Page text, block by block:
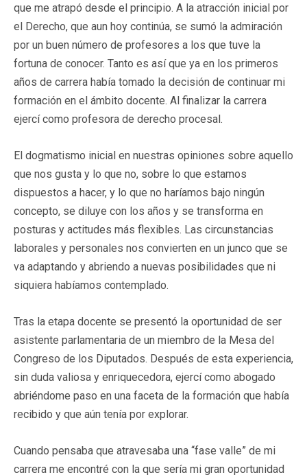
que me atrapó desde el principio. A la atracción inicial por
el Derecho, que aun hoy continúa, se sumó la admiración
por un buen número de profesores a los que tuve la
fortuna de conocer. Tanto es así que ya en los primeros
años de carrera había tomado la decisión de continuar mi
formación en el ámbito docente. Al finalizar la carrera
ejercí como profesora de derecho procesal.
El dogmatismo inicial en nuestras opiniones sobre aquello
que nos gusta y lo que no, sobre lo que estamos
dispuestos a hacer, y lo que no haríamos bajo ningún
concepto, se diluye con los años y se transforma en
posturas y actitudes más flexibles. Las circunstancias
laborales y personales nos convierten en un junco que se
va adaptando y abriendo a nuevas posibilidades que ni
siquiera habíamos contemplado.
Tras la etapa docente se presentó la oportunidad de ser
asistente parlamentaria de un miembro de la Mesa del
Congreso de los Diputados. Después de esta experiencia,
sin duda valiosa y enriquecedora, ejercí como abogado
abriéndome paso en una faceta de la formación que había
recibido y que aún tenía por explorar.
Cuando pensaba que atravesaba una “fase valle” de mi
carrera me encontré con la que sería mi gran oportunidad